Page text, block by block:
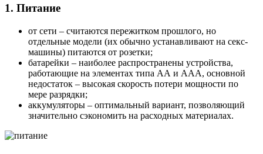
1. Питание
от сети – считаются пережитком прошлого, но
отдельные модели (их обычно устанавливают на секс-
машины) питаются от розетки;
батарейки – наиболее распространены устройства,
работающие на элементах типа АА и ААА, основной
недостаток – высокая скорость потери мощности по
мере разрядки;
аккумуляторы – оптимальный вариант, позволяющий
значительно сэкономить на расходных материалах.